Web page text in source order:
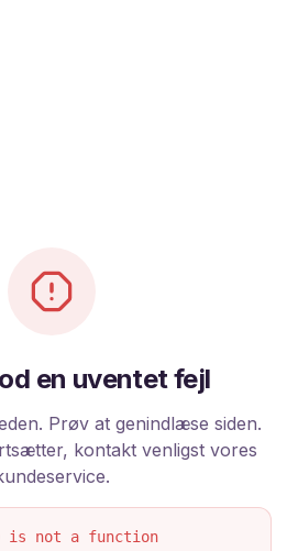
en uventet fejl
Prøv at genindlæse siden.
kontakt venligst vores
is not a function